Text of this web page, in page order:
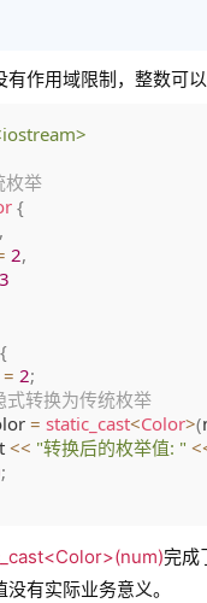
作用域限制，整数可
枚举
{
,
2,
3
{
= 2;
转换为传统枚举
= static_cast<Color>(
<< "转换后的枚举值: "
;
完成
有实际业务意义。